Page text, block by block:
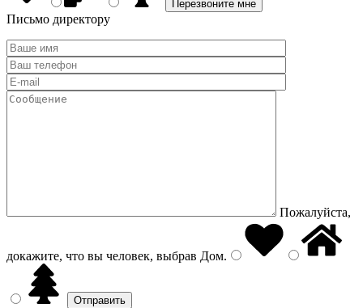
Письмо директору
Пожалуйста,
докажите, что вы человек, выбрав Дом.